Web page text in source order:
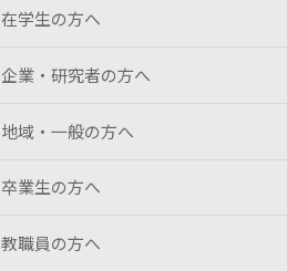
在学生の方へ
企業・研究者の方へ
地域・一般の方へ
卒業生の方へ
教職員の方へ